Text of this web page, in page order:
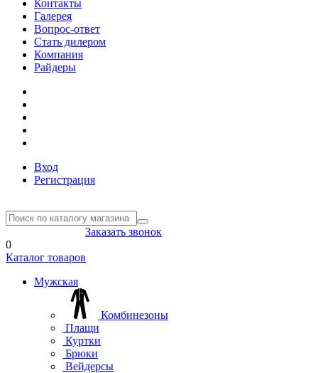
Контакты
Галерея
Вопрос-ответ
Стать дилером
Компания
Райдеры
Вход
Регистрация
Заказать звонок
0
Каталог товаров
Мужская
Комбинезоны
Плащи
Куртки
Брюки
Вейдерсы